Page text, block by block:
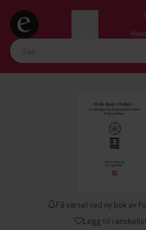
Få varsel ved ny bok av
Legg til i